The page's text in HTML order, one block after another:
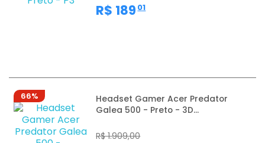
R$ 189 ,01
66%
Headset Gamer Acer Predator
Galea 500 - Preto - 3D...
R$ 1.909,00